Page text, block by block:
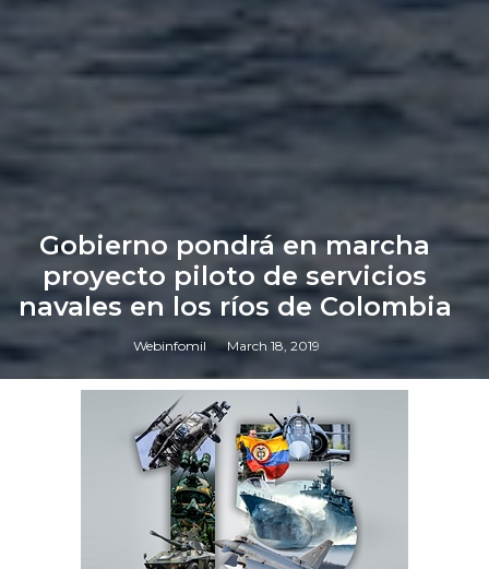
Gobierno pondrá en marcha
proyecto piloto de servicios
navales en los ríos de Colombia
Webinfomil March 18, 2019